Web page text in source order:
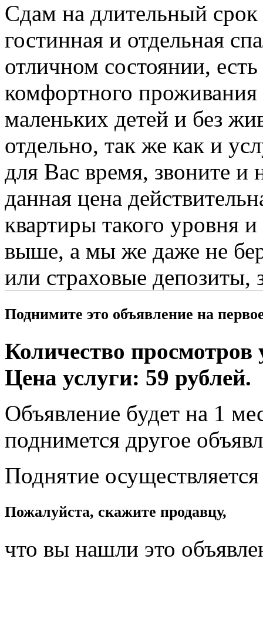
Сдам на длительный
гостинная и отдельная
отличном состоянии,
комфортного проживания
маленьких детей и без
отдельно, так же как и
для Вас время, звоните и
данная цена
квартиры такого уровня
выше, а мы же даже не
или страховые депозиты,
Поднимите это объявление на
Количество просмотров
Цена услуги: 59 рублей.
Объявление будет на 1
поднимется другое
Поднятие
Пожалуйста, скажите продавцу,
что вы нашли это